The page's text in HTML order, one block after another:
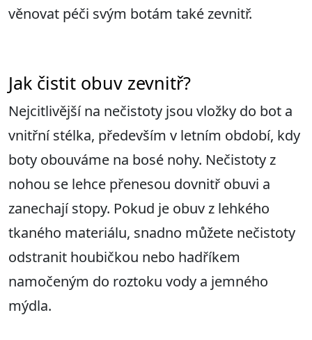
věnovat péči svým botám také zevnitř.
Jak čistit obuv zevnitř?
Nejcitlivější na nečistoty jsou vložky do bot a
vnitřní stélka, především v letním období, kdy
boty obouváme na bosé nohy. Nečistoty z
nohou se lehce přenesou dovnitř obuvi a
zanechají stopy. Pokud je obuv z lehkého
tkaného materiálu, snadno můžete nečistoty
odstranit houbičkou nebo hadříkem
namočeným do roztoku vody a jemného
mýdla.